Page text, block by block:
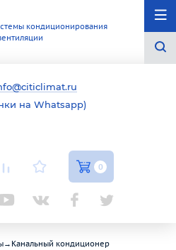
кондиционирования
на Whatsapp)
0
→ Канальный кондиционер